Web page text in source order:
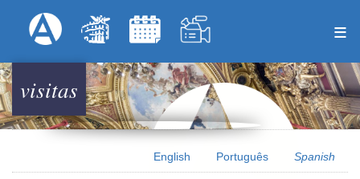
al
principal
Menú Superior
visitas
English Português Spanish